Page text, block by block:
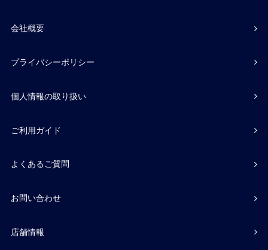
会社概要
プライバシーポリシー
個人情報の取り扱い
ご利用ガイド
よくあるご質問
お問い合わせ
店舗情報